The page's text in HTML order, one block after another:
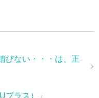
ない・・・は、正
プラス） 」